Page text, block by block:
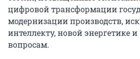
цифровой трансформации
модернизации производств,
интеллекту, новой энергетике
вопросам.